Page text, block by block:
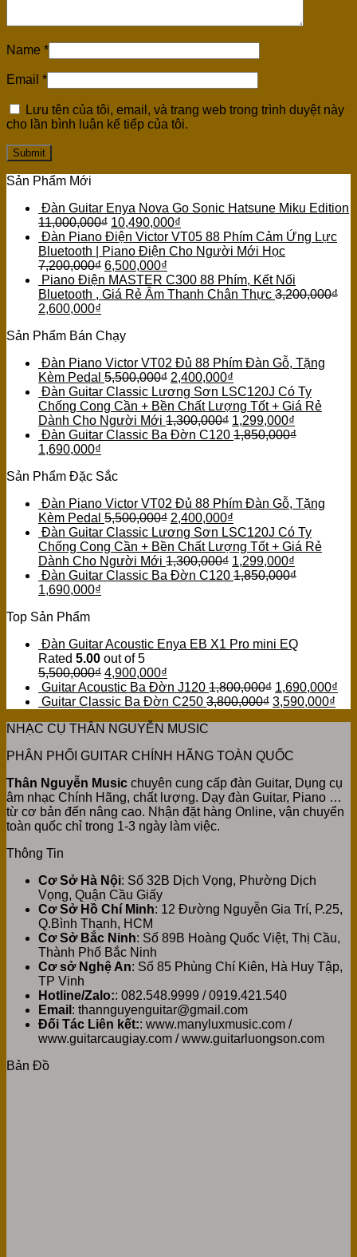
Name *
Email *
Lưu tên của tôi, email, và trang web trong trình duyệt này
cho lần bình luận kế tiếp của tôi.
Sản Phẩm Mới
Đàn Guitar Enya Nova Go Sonic Hatsune Miku Edition
11,000,000₫ 10,490,000₫
Đàn Piano Điện Victor VT05 88 Phím Cảm Ứng Lực
Bluetooth | Piano Điện Cho Người Mới Học
7,200,000₫ 6,500,000₫
Piano Điện MASTER C300 88 Phím, Kết Nối
Bluetooth , Giá Rẻ Âm Thanh Chân Thực 3,200,000₫
2,600,000₫
Sản Phẩm Bán Chạy
Đàn Piano Victor VT02 Đủ 88 Phím Đàn Gỗ, Tặng
Kèm Pedal 5,500,000₫ 2,400,000₫
Đàn Guitar Classic Lương Sơn LSC120J Có Ty
Chống Cong Cần + Bền Chất Lượng Tốt + Giá Rẻ
Dành Cho Người Mới 1,300,000₫ 1,299,000₫
Đàn Guitar Classic Ba Đờn C120 1,850,000₫
1,690,000₫
Sản Phẩm Đặc Sắc
Đàn Piano Victor VT02 Đủ 88 Phím Đàn Gỗ, Tặng
Kèm Pedal 5,500,000₫ 2,400,000₫
Đàn Guitar Classic Lương Sơn LSC120J Có Ty
Chống Cong Cần + Bền Chất Lượng Tốt + Giá Rẻ
Dành Cho Người Mới 1,300,000₫ 1,299,000₫
Đàn Guitar Classic Ba Đờn C120 1,850,000₫
1,690,000₫
Top Sản Phẩm
Đàn Guitar Acoustic Enya EB X1 Pro mini EQ
Rated 5.00 out of 5
5,500,000₫ 4,900,000₫
Guitar Acoustic Ba Đờn J120 1,800,000₫ 1,690,000₫
Guitar Classic Ba Đờn C250 3,800,000₫ 3,590,000₫
NHẠC CỤ THÂN NGUYỄN MUSIC
PHÂN PHỐI GUITAR CHÍNH HÃNG TOÀN QUỐC
Thân Nguyễn Music chuyên cung cấp đàn Guitar, Dụng cụ
âm nhạc Chính Hãng, chất lượng. Dạy đàn Guitar, Piano …
từ cơ bản đến nâng cao. Nhận đặt hàng Online, vận chuyển
toàn quốc chỉ trong 1-3 ngày làm việc.
Thông Tin
Cơ Sở Hà Nội: Số 32B Dịch Vọng, Phường Dịch
Vọng, Quận Cầu Giấy
Cơ Sở Hồ Chí Minh: 12 Đường Nguyễn Gia Trí, P.25,
Q.Bình Thạnh, HCM
Cơ Sở Bắc Ninh: Số 89B Hoàng Quốc Việt, Thị Cầu,
Thành Phố Bắc Ninh
Cơ sở Nghệ An: Số 85 Phùng Chí Kiên, Hà Huy Tập,
TP Vinh
Hotline/Zalo:: 082.548.9999 / 0919.421.540
Email : thannguyenguitar@gmail.com
Đối Tác Liên kết:: www.manyluxmusic.com /
www.guitarcaugiay.com / www.guitarluongson.com
Bản Đồ